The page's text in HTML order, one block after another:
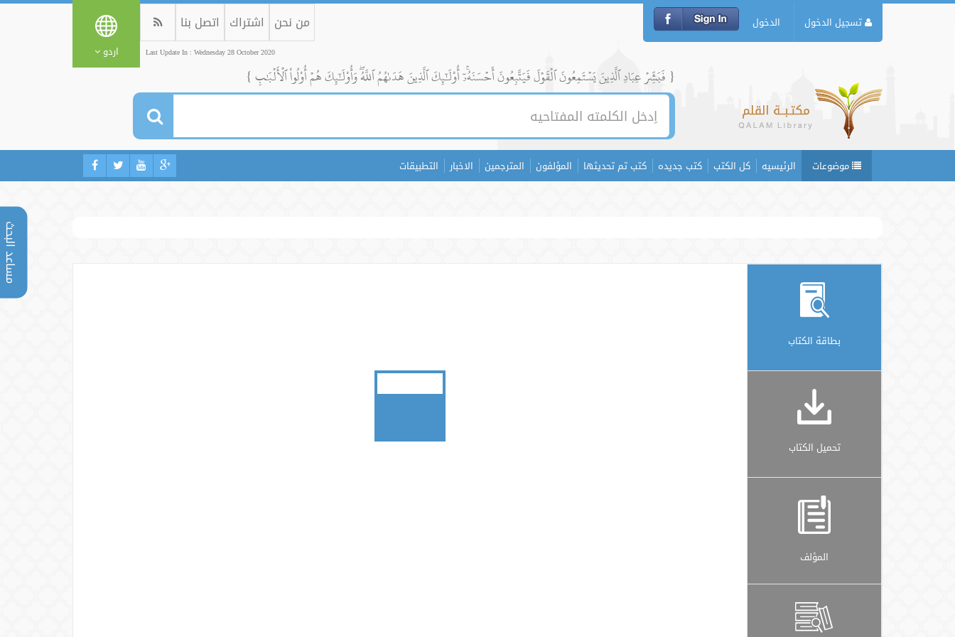
مساعد البحث
تسجيل الدخول الدخول من نحن اشتراك اتصل بنا
Last Update In : Wednesday 28 October 2020 اردو
{ فَبَشِّرۡ عِبَادِ ٱلَّذِينَ يَسۡتَمِعُونَ ٱلۡقَوۡلَ فَيَتَّبِعُونَ أَحۡسَنَهُۥٓۚ أُوْلَٰٓئِكَ ٱلَّذِينَ هَدَىٰهُمُ ٱللَّهُۖ وَأُوْلَٰٓئِكَ هُمۡ أُوْلُواْ ٱلۡأَلۡبَٰبِ }
موضوعات الرئيسيه كل الكتب كتب جديده كتب تم تحديثها المؤلفون المترجمين الاخبار التطبيقات
بطاقة الكتاب
تحميل الكتاب
المؤلف